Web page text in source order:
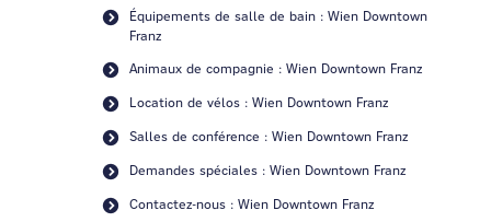
Équipements de salle de bain : Wien Downtown
Franz
Animaux de compagnie : Wien Downtown Franz
Location de vélos : Wien Downtown Franz
Salles de conférence : Wien Downtown Franz
Demandes spéciales : Wien Downtown Franz
Contactez-nous : Wien Downtown Franz